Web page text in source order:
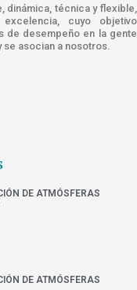
dinámica, técnica y flexible,
cuyo objetivo
de desempeño en la gente
asocian a nosotros.
DE ATMÓSFERAS
DE ATMÓSFERAS